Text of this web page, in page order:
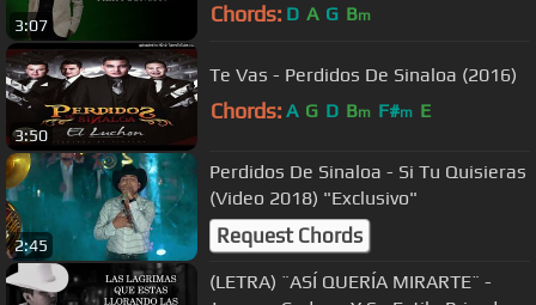
3:07 Chords: D A G Bm
3:50
Te Vas - Perdidos De Sinaloa (2016)
Chords: A G D Bm F#m E
2:45
Perdidos De Sinaloa - Si Tu Quisieras
(Video 2018) "Exclusivo"
Request Chords
(LETRA) ¨ASÍ QUERÍA MIRARTE¨ -